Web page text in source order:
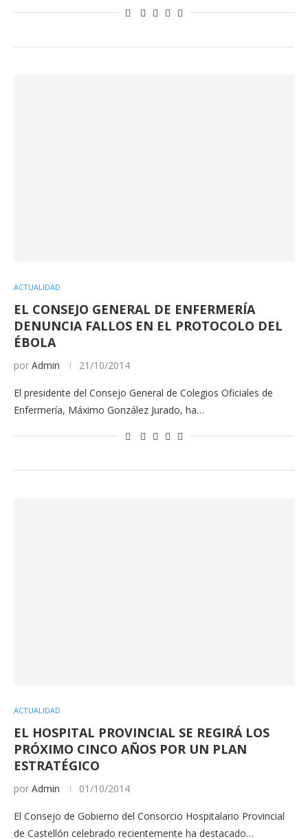
ACTUALIDAD
EL CONSEJO GENERAL DE ENFERMERÍA
DENUNCIA FALLOS EN EL PROTOCOLO DEL
ÉBOLA
por Admin 21/10/2014
El presidente del Consejo General de Colegios Oficiales de
Enfermería, Máximo González Jurado, ha…
ACTUALIDAD
EL HOSPITAL PROVINCIAL SE REGIRÁ LOS
PRÓXIMO CINCO AÑOS POR UN PLAN
ESTRATÉGICO
por Admin 01/10/2014
El Consejo de Gobierno del Consorcio Hospitalario Provincial
de Castellón celebrado recientemente ha destacado…